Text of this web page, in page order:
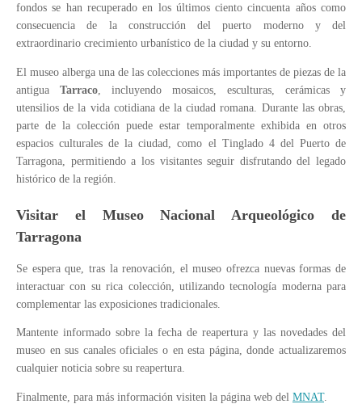
fondos se han recuperado en los últimos ciento cincuenta años como
consecuencia de la construcción del puerto moderno y del
extraordinario crecimiento urbanístico de la ciudad y su entorno.
El museo alberga una de las colecciones más importantes de piezas de la
antigua Tarraco , incluyendo mosaicos, esculturas, cerámicas y
utensilios de la vida cotidiana de la ciudad romana. Durante las obras,
parte de la colección puede estar temporalmente exhibida en otros
espacios culturales de la ciudad, como el Tinglado 4 del Puerto de
Tarragona, permitiendo a los visitantes seguir disfrutando del legado
histórico de la región.
Visitar el Museo Nacional Arqueológico de
Tarragona
Se espera que, tras la renovación, el museo ofrezca nuevas formas de
interactuar con su rica colección, utilizando tecnología moderna para
complementar las exposiciones tradicionales.
Mantente informado sobre la fecha de reapertura y las novedades del
museo en sus canales oficiales o en esta página, donde actualizaremos
cualquier noticia sobre su reapertura.
Finalmente, para más información visiten la página web del MNAT.